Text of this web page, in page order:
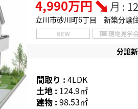
4,990万円 月 :
立川市砂川町6丁目 新築分譲
NEW 現地見学
分譲
間取り : 4LDK
土地 : 124.9㎡
建物 : 98.53㎡